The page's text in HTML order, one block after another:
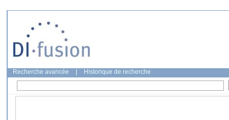
Recherche avancée Historique de recherche